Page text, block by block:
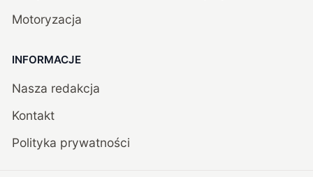
Motoryzacja
INFORMACJE
Nasza redakcja
Kontakt
Polityka prywatności